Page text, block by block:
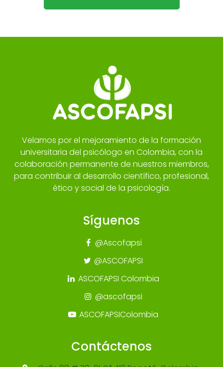
Velamos por el mejoramiento de la formación
universitaria del psicólogo en Colombia, con la
colaboración permanente de nuestros miembros,
para contribuir al desarrollo científico, profesional,
ético y social de la psicología.
Síguenos
@Ascofapsi
@ASCOFAPSI
ASCOFAPSI Colombia
@ascofapsi
ASCOFAPSIColombia
Contáctenos